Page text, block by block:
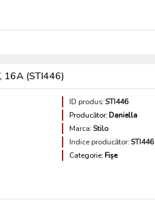
16A (STI446)
ID produs: STI446
Producător: Daniella
Marca: Stilo
Indice producător: STI446
Categorie: Fișe